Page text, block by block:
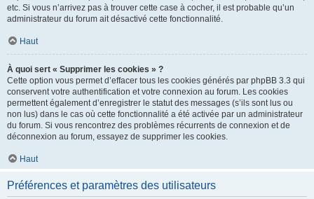
etc. Si vous n’arrivez pas à trouver cette case à cocher, il est probable qu’un
administrateur du forum ait désactivé cette fonctionnalité.
Haut
À quoi sert « Supprimer les cookies » ?
Cette option vous permet d’effacer tous les cookies générés par phpBB 3.3 qui
conservent votre authentification et votre connexion au forum. Les cookies
permettent également d’enregistrer le statut des messages (s’ils sont lus ou
non lus) dans le cas où cette fonctionnalité a été activée par un administrateur
du forum. Si vous rencontrez des problèmes récurrents de connexion et de
déconnexion au forum, essayez de supprimer les cookies.
Haut
Préférences et paramètres des utilisateurs